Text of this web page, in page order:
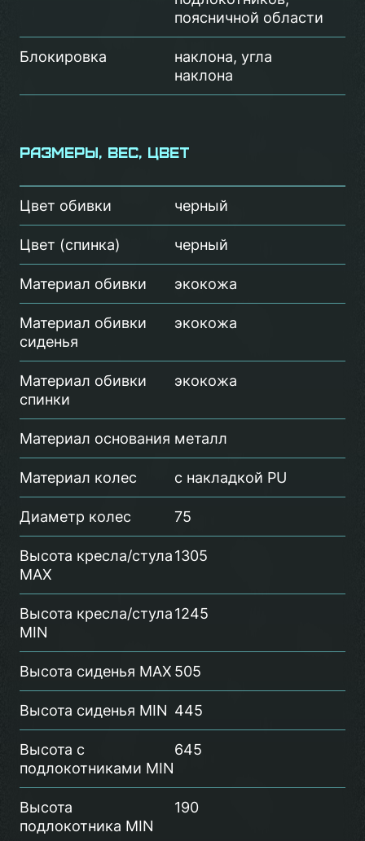
поясничной области
Блокировка
наклона, угла
наклона
Размеры, вес, цвет
Цвет обивки черный
Цвет (спинка) черный
Материал обивки экокожа
Материал обивки
сиденья
экокожа
Материал обивки
спинки
экокожа
Материал основания металл
Материал колес с накладкой PU
Диаметр колес 75
Высота кресла/стула
MAX
1305
Высота кресла/стула
MIN
1245
Высота сиденья MAX 505
Высота сиденья MIN 445
Высота с
подлокотниками MIN
645
Высота
подлокотника MIN
190